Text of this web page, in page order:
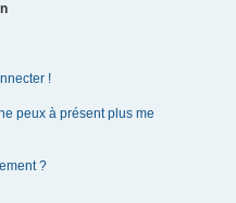
!
peux à présent plus me
?